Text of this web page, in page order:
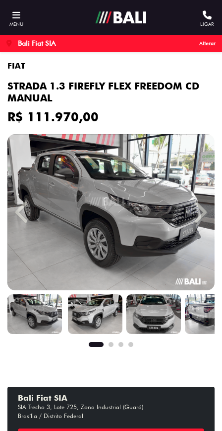
MENU LIGAR
Bali Fiat SIA Alterar
FIAT
STRADA 1.3 FIREFLY FLEX FREEDOM CD
MANUAL
R$ 111.970,00
Previous Next
Bali Fiat SIA
SIA Trecho 3, Lote 725, Zona Industrial (Guará)
Brasília / Distrito Federal